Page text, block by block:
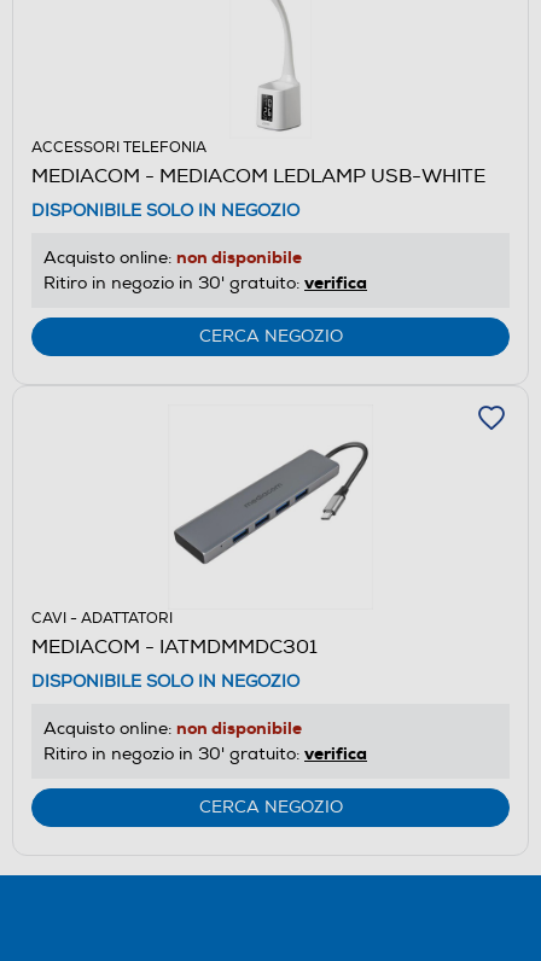
ACCESSORI TELEFONIA
MEDIACOM - MEDIACOM LEDLAMP USB-WHITE
DISPONIBILE SOLO IN NEGOZIO
Acquisto online: non disponibile
Ritiro in negozio in 30' gratuito: verifica
CERCA NEGOZIO
CAVI - ADATTATORI
MEDIACOM - IATMDMMDC301
DISPONIBILE SOLO IN NEGOZIO
Acquisto online: non disponibile
Ritiro in negozio in 30' gratuito: verifica
CERCA NEGOZIO